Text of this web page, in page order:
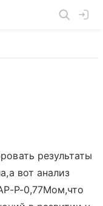
результаты
вот анализ
Р-0,77Мом,что